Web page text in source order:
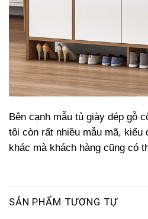
Bên cạnh mẫu tủ giày dép gỗ
tôi còn rất nhiều mẫu mã, kiểu
khác mà khách hàng cũng có
SẢN PHẨM TƯƠNG TỰ